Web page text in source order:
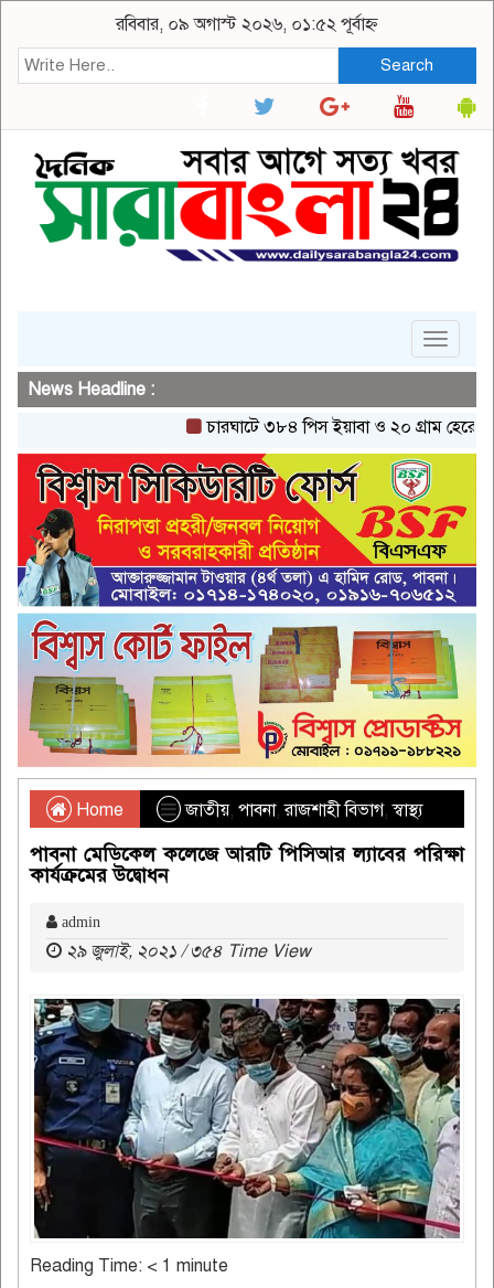
রবিবার, ০৯ অগাস্ট ২০২৬, ০১:৫২ পূর্বাহ্ন
Search
Toggle
News Headline :
চারঘাটে ৩৮৪ পিস ইয়াবা ও ২০ গ্রাম হেরোইনসহ
Home জাতীয়, পাবনা,রাজশাহী বিভাগ,স্বাস্থ্য
পাবনা মেডিকেল কলেজে আরটি পিসিআর ল্যাবের পরিক্ষা
কার্যক্রমের উদ্বোধন
admin
২৯ জুলাই, ২০২১ / ৩৫৪ Time View
Reading Time: < 1 minute